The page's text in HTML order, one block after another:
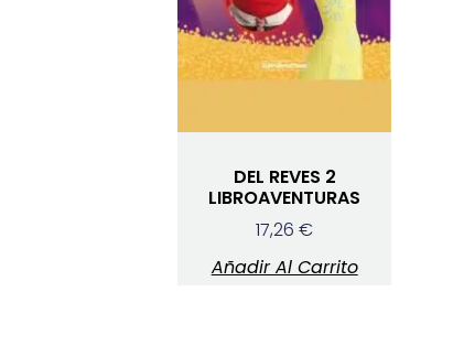
DEL REVES 2
LIBROAVENTURAS
17,26€
Añadir Al Carrito